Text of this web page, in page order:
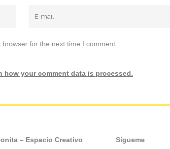
for the next time I comment.
how your comment data is processed.
– Espacio Creativo Sígueme